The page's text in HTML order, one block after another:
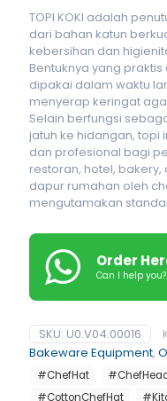
TOPI KOKI adalah
dari bahan katun
kebersihan dan
Bentuknya yang
dipakai dalam waktu
menyerap keringat
Selain berfungsi
jatuh ke hidangan, topi
dan profesional bagi
restoran, hotel,
dapur rumahan oleh
mengutamakan
Order
Can I help you?
SKU: U0.V04.00016
Bakeware Equipment,
#ChefHat
#CottonChefHat